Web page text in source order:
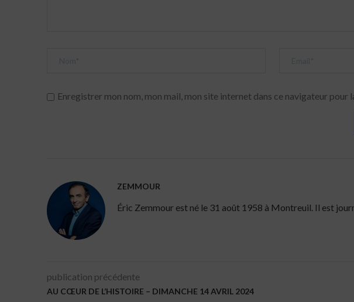
Enregistrer mon nom, mon mail, mon site internet dans ce navigateur pour
ZEMMOUR
Éric Zemmour est né le 31 août 1958 à Montreuil. Il est
publication précédente
AU CŒUR DE L’HISTOIRE – DIMANCHE 14 AVRIL 2024